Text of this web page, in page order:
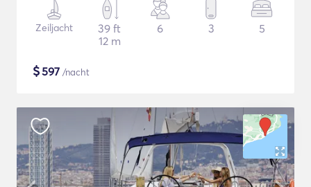
Zeiljacht
39 ft
12 m
6 3 5
$597 /nacht